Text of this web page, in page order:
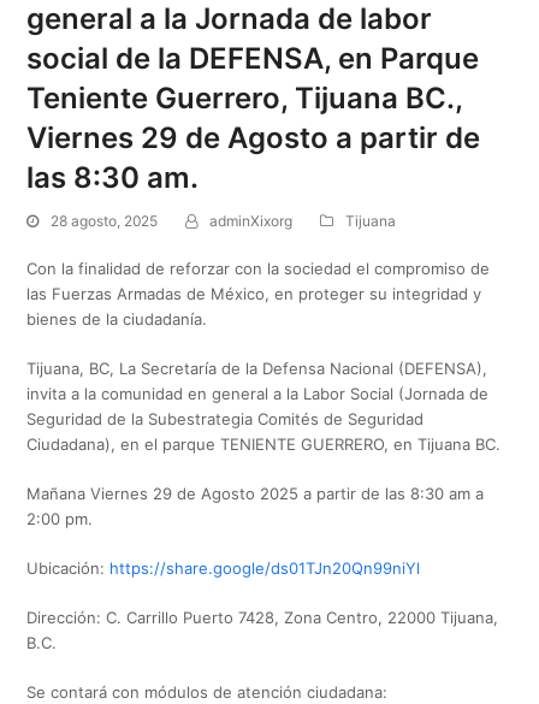
general a la Jornada de labor
social de la DEFENSA, en Parque
Teniente Guerrero, Tijuana BC.,
Viernes 29 de Agosto a partir de
las 8:30 am.
28 agosto, 2025 adminXixorg Tijuana
Con la finalidad de reforzar con la sociedad el compromiso de
las Fuerzas Armadas de México, en proteger su integridad y
bienes de la ciudadanía.
Tijuana, BC, La Secretaría de la Defensa Nacional (DEFENSA),
invita a la comunidad en general a la Labor Social (Jornada de
Seguridad de la Subestrategia Comités de Seguridad
Ciudadana), en el parque TENIENTE GUERRERO, en Tijuana BC.
Mañana Viernes 29 de Agosto 2025 a partir de las 8:30 am a
2:00 pm.
Ubicación: https://share.google/ds01TJn20Qn99niYl
Dirección: C. Carrillo Puerto 7428, Zona Centro, 22000 Tijuana,
B.C.
Se contará con módulos de atención ciudadana: